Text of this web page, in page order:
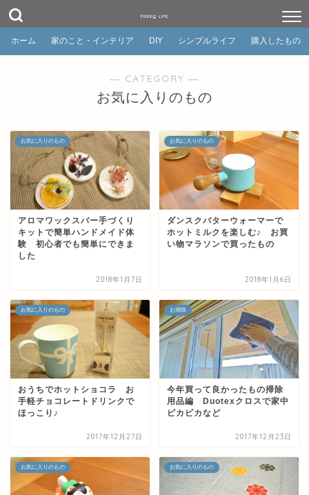
FREEQ LIFE
ホーム 家のこと・インテリア DIY シンプルライフ 購入したもの
― CATEGORY ―
お気に入りのもの
お気に入りのもの
アロマワックスバー手づくり
キットで簡単ハンドメイド体
験 初心者でも簡単にできま
した
2018年1月7日
お気に入りのもの
ダンスクバターウォーマーで
ホットミルクを楽しむ♪ お買
い物マラソンで買ったもの
2018年1月6日
お気に入りのもの
おうちでホットショコラ お
手軽チョコレートドリンクで
ほっこり♪
2017年12月27日
お掃除
今年買って良かったもの掃除
用品編 Duotexクロスで家中
ピカピカなど
2017年12月23日
お気に入りのもの お気に入りのもの